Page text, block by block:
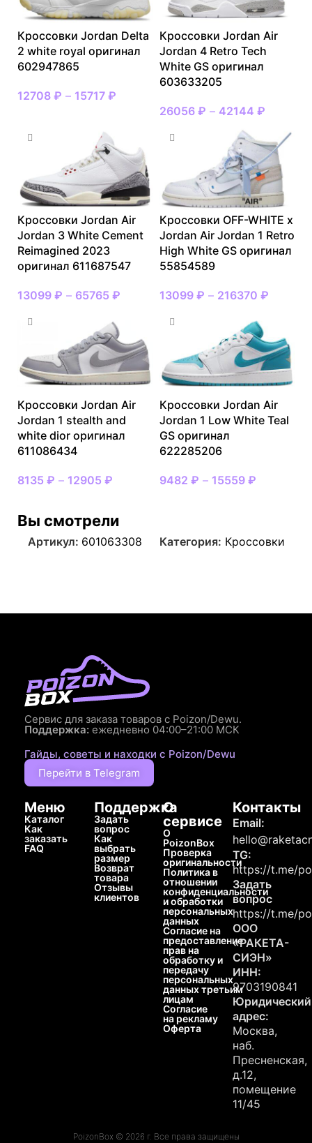
Кроссовки Jordan Delta
2 white royal оригинал
602947865
12708 ₽ – 15717 ₽
Кроссовки Jordan Air
Jordan 4 Retro Tech
White GS оригинал
603633205
26056 ₽ – 42144 ₽
Кроссовки Jordan Air
Jordan 3 White Cement
Reimagined 2023
оригинал 611687547
13099 ₽ – 65765 ₽
Кроссовки OFF-WHITE x
Jordan Air Jordan 1 Retro
High White GS оригинал
55854589
13099 ₽ – 216370 ₽
Кроссовки Jordan Air
Jordan 1 stealth and
white dior оригинал
611086434
8135 ₽ – 12905 ₽
Кроссовки Jordan Air
Jordan 1 Low White Teal
GS оригинал
622285206
9482 ₽ – 15559 ₽
Вы смотрели
Артикул: 601063308 Категория: Кроссовки
Сервис для заказа товаров с Poizon/Dewu.
Поддержка: ежедневно 04:00–21:00 МСК
Гайды, советы и находки с Poizon/Dewu
Перейти в Telegram
Меню
Каталог
Как
заказать
FAQ
Поддержка
Задать
вопрос
Как
выбрать
размер
Возврат
товара
Отзывы
клиентов
О
сервисе
О
PoizonBox
Проверка
оригинальности
Политика в
отношении
конфиденциальности
и обработки
персональных
данных
Согласие на
предоставление
прав на
обработку и
передачу
персональных
данных третьим
лицам
Согласие
на рекламу
Оферта
Контакты
Email:
TG:
https://t.me/
Задать
вопрос
https://t.me/
ООО
«РАКЕТА-
СИЭН»
ИНН:
9703190841
Юридический
адрес:
Москва,
наб.
Пресненская,
д.12,
помещение
11/45
PoizonBox © 2026 г. Все права защищены